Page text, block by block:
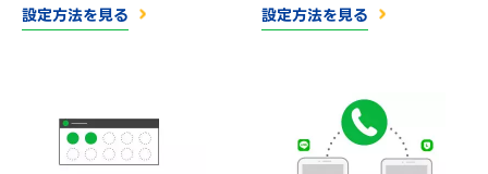
設定方法を見る
設定方法を見る